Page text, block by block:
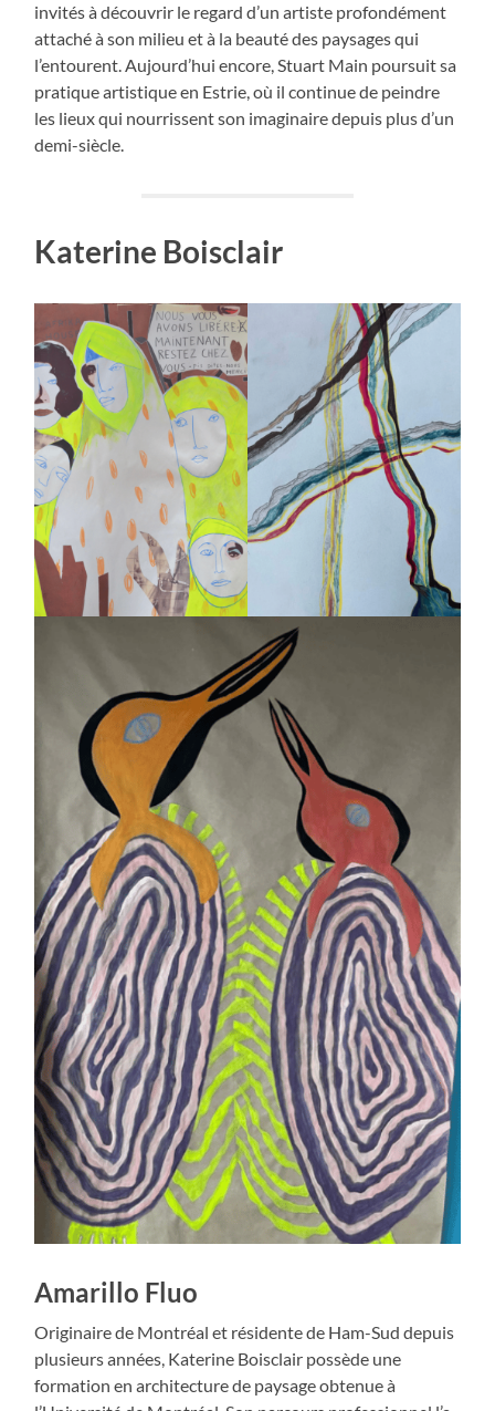
invités à découvrir le regard d’un artiste profondément
attaché à son milieu et à la beauté des paysages qui
l’entourent. Aujourd’hui encore, Stuart Main poursuit sa
pratique artistique en Estrie, où il continue de peindre
les lieux qui nourrissent son imaginaire depuis plus d’un
demi-siècle.
Katerine Boisclair
Amarillo Fluo
Originaire de Montréal et résidente de Ham-Sud depuis
plusieurs années, Katerine Boisclair possède une
formation en architecture de paysage obtenue à